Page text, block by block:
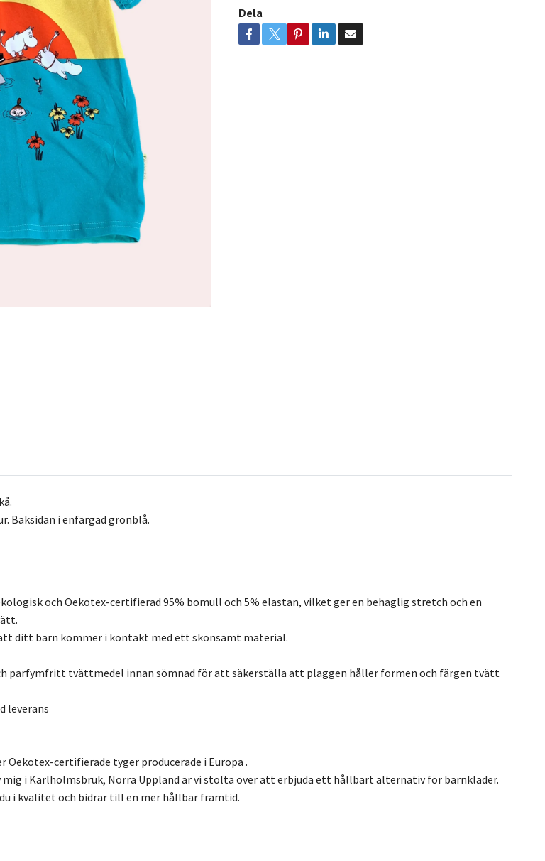
Dela
Baksidan i enfärgad grönblå.
och Oekotex-certifierad 95% bomull och 5% elastan, vilket ger en behaglig stretch och en
ditt barn kommer i kontakt med ett skonsamt material.
parfymfritt tvättmedel innan sömnad för att säkerställa att plaggen håller formen och färgen tvätt
leverans
certifierade tyger producerade i Europa .
i Karlholmsbruk, Norra Uppland är vi stolta över att erbjuda ett hållbart alternativ för barnkläder.
i kvalitet och bidrar till en mer hållbar framtid.